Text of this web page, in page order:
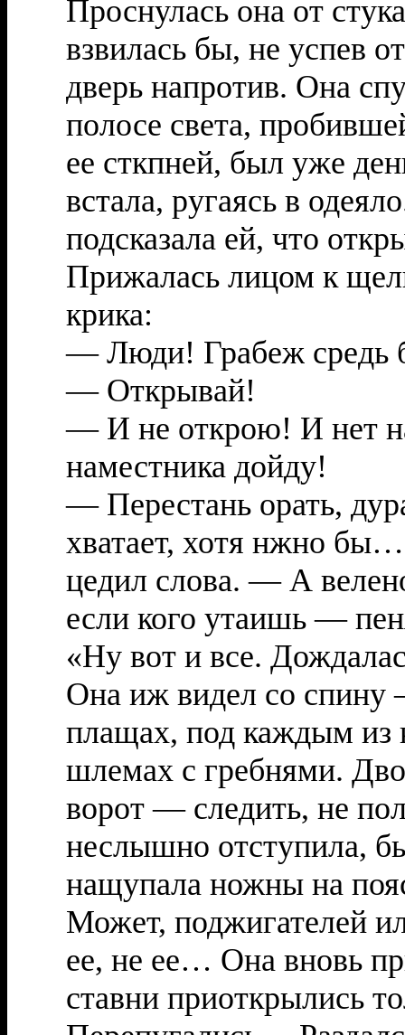
Проснулась она от
взвилась бы, не успев
дверь напротив. Она
полосе света,
ее сткпней, был уже
встала, ругаясь в
подсказала ей, что
Прижалась лицом к
крика:
— Люди! Грабеж средь
— Открывай!
— И не открою! И нет
наместника дойду!
— Перестань орать,
хватает, хотя нжно
цедил слова. — А
если кого утаишь —
«Ну вот и все.
Она иж видел со спину
плащах, под каждым из
шлемах с гребнями.
ворот — следить, не
неслышно отступила,
нащупала ножны на
Может, поджигателей
ее, не ее… Она вновь
ставни приоткрылись